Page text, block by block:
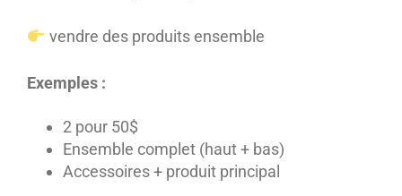
vendre des produits ensemble
Exemples :
2 pour 50$
Ensemble complet (haut + bas)
Accessoires + produit principal